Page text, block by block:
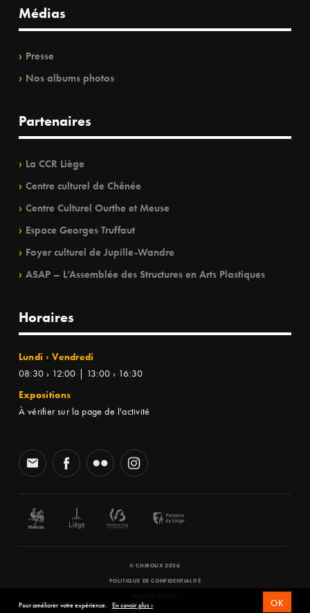
Médias
Presse
Nos albums photos
Partenaires
La CCR Liège
Centre culturel de Chênée
Centre Culturel Ourthe et Meuse
Espace Georges Truffaut
Foyer culturel de Jupille-Wandre
ASAP – L’Assemblée des Structures en Arts Plastiques
Horaires
Lundi › Vendredi
08:30 › 12:00 | 13:00 › 16:30
Expositions
À vérifier sur la page de l'activité
© CHIROUX 2026
POLITIQUE DE CONFIDENTIALITÉ
Pour améliorer votre expérience. En savoir plus › OK